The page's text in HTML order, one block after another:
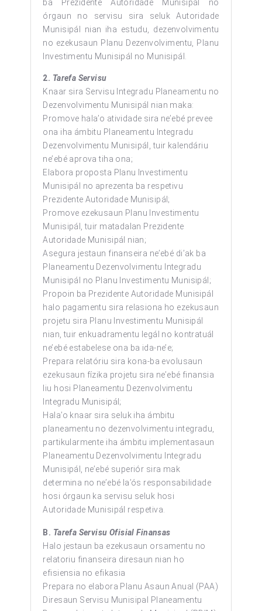
ba Prezidente Autoridade Munisipál no
órgaun no servisu sira seluk Autoridade
Munisipál nian iha estudu, dezenvolvimentu
no ezekusaun Planu Dezenvolvimentu, Planu
Investimentu Munisipál no Munisipál.
2. Tarefa Servisu
Knaar sira Servisu Integradu Planeamentu no
Dezenvolvimentu Munisipál nian maka:
Promove hala’o atividade sira ne’ebé prevee
ona iha ámbitu Planeamentu Integradu
Dezenvolvimentu Munisipál, tuir kalendáriu
ne’ebé aprova tiha ona;
Elabora proposta Planu Investimentu
Munisipál no aprezenta ba respetivu
Prezidente Autoridade Munisipál;
Promove ezekusaun Planu Investimentu
Munisipál, tuir matadalan Prezidente
Autoridade Munisipál nian;
Asegura jestaun finanseira ne’ebé di’ak ba
Planeamentu Dezenvolvimentu Integradu
Munisipál no Planu Investimentu Munisipál;
Propoin ba Prezidente Autoridade Munisipál
halo pagamentu sira relasiona ho ezekusaun
projetu sira Planu Investimentu Munisipál
nian, tuir enkuadramentu legál no kontratuál
ne’ebé estabelese ona ba ida-ne’e;
Prepara relatóriu sira kona-ba evolusaun
ezekusaun fízika projetu sira ne’ebé finansia
liu hosi Planeamentu Dezenvolvimentu
Integradu Munisipál;
Hala’o knaar sira seluk iha ámbitu
planeamentu no dezenvolvimentu integradu,
partikularmente iha ámbitu implementasaun
Planeamentu Dezenvolvimentu Integradu
Munisipál, ne’ebé superiór sira mak
determina no ne’ebé la’ós responsabilidade
hosi órgaun ka servisu seluk hosi
Autoridade Munisipál respetiva.
B. Tarefa Servisu Ofisial Finansas
Halo jestaun ba ezekusaun orsamentu no
relatoriu finanseira diresaun nian ho
efisiensia no efikasia
Prepara no elabora Planu Asaun Anual (PAA)
Diresaun Servisu Munisipal Planeamentu